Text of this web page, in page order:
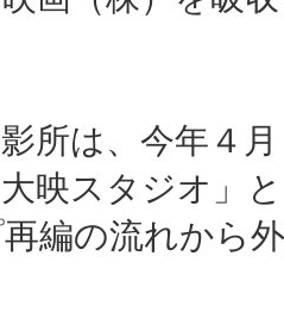
所は、今年４
大映スタジオ」
編の流れから